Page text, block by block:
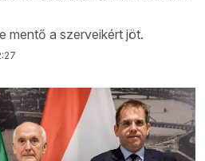
mentő a szerveikért jöt.